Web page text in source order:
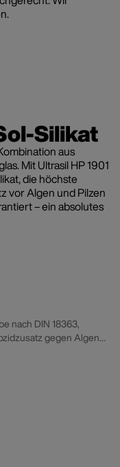
Silikat
aus
Mit Ultrasil HP 1901
die höchste
vor Algen und Pilzen
– ein absolutes
nach DIN 18363,
gegen Algen